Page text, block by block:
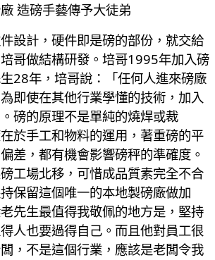
造磅手藝傳予大徒弟
設計，硬件即是磅的部份，就交給
哥做結構研發。培哥1995年加入磅
28年，培哥說：「任何人進來磅廠
即使在其他行業學懂的技術，加入
磅的原理不是單純的燒焊或裁
於手工和物料的運用，著重磅的平
差，都有機會影響磅秤的準確度。
工場北移，可惜成品質素完全不合
保留這個唯一的本地製磅廠做加
先生最值得我敬佩的地方是，堅持
人也要過得自己。而且他對員工很
，不是這個行業，應該是老闆令我